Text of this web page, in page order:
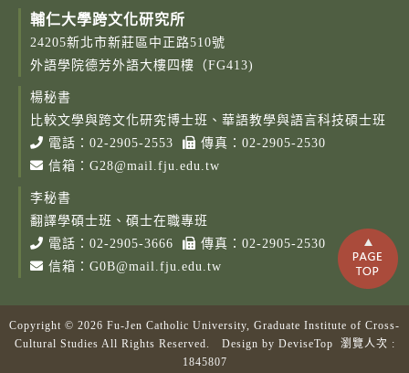
輔仁大學跨文化研究所
24205新北市新莊區中正路510號
外語學院德芳外語大樓四樓（FG413)
楊秘書
比較文學與跨文化研究博士班、華語教學與語言科技碩士班
電話： 02-2905-2553
傳真：02-2905-2530
信箱： G28@mail.fju.edu.tw
李秘書
翻譯學碩士班、碩士在職專班
電話： 02-2905-3666
傳真：02-2905-2530
信箱： G0B@mail.fju.edu.tw
Copyright © 2026 Fu-Jen Catholic University, Graduate Institute of Cross-
Cultural Studies All Rights Reserved. Design by DeviseTop 瀏覽人次 :
1845807